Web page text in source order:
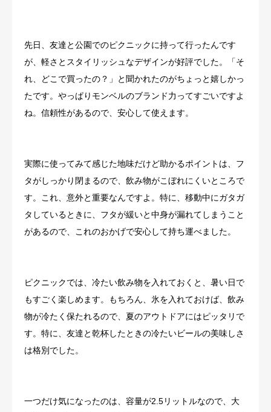
先日、友達と公園でのピクニックに持って行ったんです
が、軽さとスタイリッシュなデザインが好評でした。「そ
れ、どこで買ったの？」と聞かれたのがちょっと嬉しかっ
たです。やっぱりモンベルのブランド力ってすごいですよ
ね。信頼性があるので、安心して使えます。
実際に使ってみて感じた地味だけど助かるポイントは、フ
タがしっかり閉まるので、飲み物がこぼれにくいところで
す。これ、意外と重要なんですよ。特に、移動中にガタガ
タしているときに、フタが緩いと中身が漏れてしまうこと
があるので、これのおかげで安心して持ち運べました。
ピクニックでは、冷たい飲み物を入れておくと、暑い日で
もすごく楽しめます。もちろん、氷を入れておけば、飲み
物が冷たく保たれるので、夏のアウトドアにはピッタリで
す。特に、友達と乾杯したときの冷たいビールの美味しさ
は格別でした。
一つだけ気になったのは、容量が2.5リットルなので、大